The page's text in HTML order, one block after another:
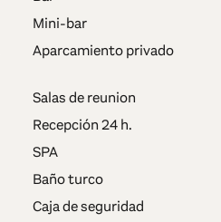
Mini-bar
Aparcamiento privado
Salas de reunion
Recepción 24 h.
SPA
Baño turco
Caja de seguridad